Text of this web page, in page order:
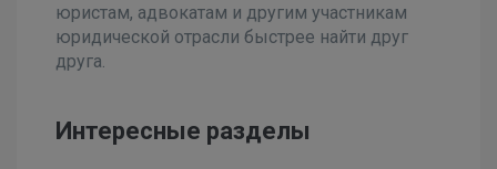
юристам, адвокатам и другим участникам
юридической отрасли быстрее найти друг
друга.
Интересные разделы